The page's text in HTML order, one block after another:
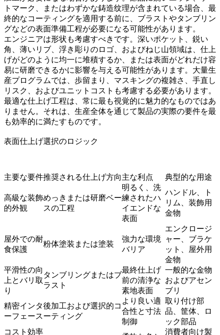
トマーク、またはわずかな鋳造纹理が含まれている場合、最
終的なコーティングを適用する前に、ブラストやタンブリン
グなどの表面準備工程が必要になる可能性があります。
エンジニアは形状も考慮すべきです。深いポケット、鋭い
角、薄いリブ、浮き彫りのロゴ、およびねじ山領域は、仕上
げがどのように均一に堆積するか、または表面がどれだけ容
易に研磨できるかに影響を与える可能性があります。大量生
産プログラムでは、歩留まり、マスキングの複雑さ、手直し
リスク、およびユニットコストも考慮する必要があります。
最適な仕上げ工程は、常に最も視覚的に魅力的なものではあ
りません。それは、生産全体を通じて製品の実際の要件を最
も効率的に満たすものです。
表面仕上げ選択のロジック
主要な要件推奨される仕上げ方向主な利点 典型的な用途
高級な装飾
的外観
めっきまたは研磨ベー
スの工程
明るく、洗
練されたハ
イエンドな
表面
ハンドル、ト
リム、装飾用
金物
屋外での耐
食保護
粉体塗装または塗装
強力な環境
バリア
エンクロージ
ャー、ブラケ
ット、屋外用
金物
平滑性の向
上とバリ取
り
タンブリングまたはブ
ラスト
最終仕上げ
前の清浄な
素地表面
一般的な金物
およびアセン
ブリ
精密インタ
ーフェース
後加工および選択的コ
ーティング
より良い適
合性と寸法
制御
取り付け部
品、筐体、ロ
ック部品
コスト効率
消費者向け製